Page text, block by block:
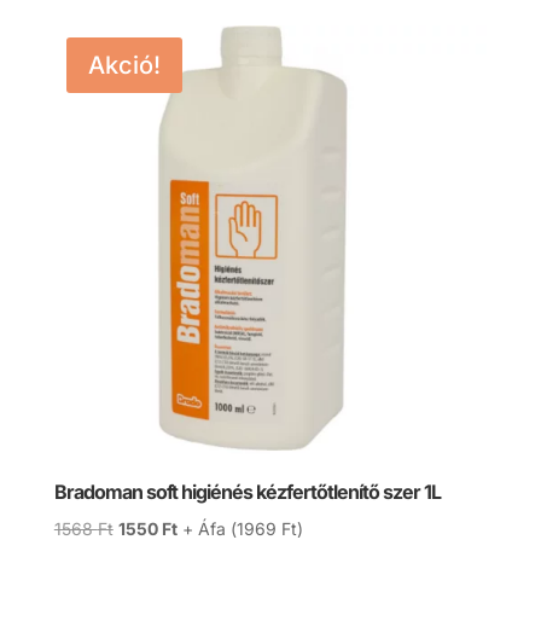
15480 Ft.
Akció!
Bradoman soft higiénés kézfertőtlenítő szer 1L
1568Ft Original
1550 FtCurrent
+ Áfa (1969 Ft)